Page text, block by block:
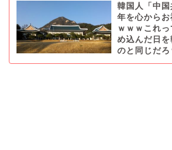
韓国人「中
年を心からお
ｗｗｗこれ
め込んだ日
のと同じだろ